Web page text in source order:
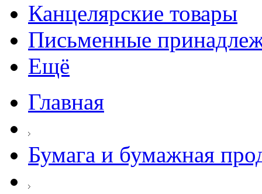
Канцелярские товары
Письменные
Ещё
Главная
Бумага и бумажная